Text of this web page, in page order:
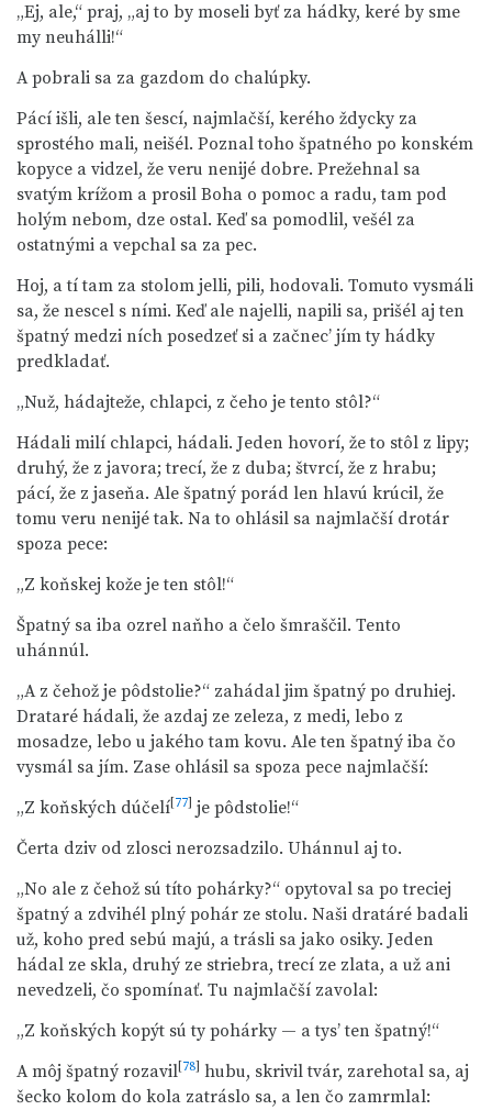
„Ej, ale,“ praj, „aj to by moseli byť za hádky, keré by sme
my neuhálli!“
A pobrali sa za gazdom do chalúpky.
Pácí išli, ale ten šescí, najmlačší, kerého ždycky za
sprostého mali, neišél. Poznal toho špatného po konském
kopyce a vidzel, že veru nenijé dobre. Prežehnal sa
svatým krížom a prosil Boha o pomoc a radu, tam pod
holým nebom, dze ostal. Keď sa pomodlil, vešél za
ostatnými a vepchal sa za pec.
Hoj, a tí tam za stolom jelli, pili, hodovali. Tomuto vysmáli
sa, že nescel s ními. Keď ale najelli, napili sa, prišél aj ten
špatný medzi ních posedzeť si a začnec’ jím ty hádky
predkladať.
„Nuž, hádajteže, chlapci, z čeho je tento stôl?“
Hádali milí chlapci, hádali. Jeden hovorí, že to stôl z lipy;
druhý, že z javora; trecí, že z duba; štvrcí, že z hrabu;
pácí, že z jaseňa. Ale špatný porád len hlavú krúcil, že
tomu veru nenijé tak. Na to ohlásil sa najmlačší drotár
spoza pece:
„Z koňskej kože je ten stôl!“
Špatný sa iba ozrel naňho a čelo šmraščil. Tento
uhánnúl.
„A z čehož je pôdstolie?“ zahádal jim špatný po druhiej.
Drataré hádali, že azdaj ze zeleza, z medi, lebo z
mosadze, lebo u jakého tam kovu. Ale ten špatný iba čo
vysmál sa jím. Zase ohlásil sa spoza pece najmlačší:
„Z koňských dúčelí[77] je pôdstolie!“
Čerta dziv od zlosci nerozsadzilo. Uhánnul aj to.
„No ale z čehož sú títo pohárky?“ opytoval sa po treciej
špatný a zdvihél plný pohár ze stolu. Naši dratáré badali
už, koho pred sebú majú, a trásli sa jako osiky. Jeden
hádal ze skla, druhý ze striebra, trecí ze zlata, a už ani
nevedzeli, čo spomínať. Tu najmlačší zavolal:
„Z koňských kopýt sú ty pohárky — a tys’ ten špatný!“
A môj špatný rozavil[78] hubu, skrivil tvár, zarehotal sa, aj
šecko kolom do kola zatráslo sa, a len čo zamrmlal: